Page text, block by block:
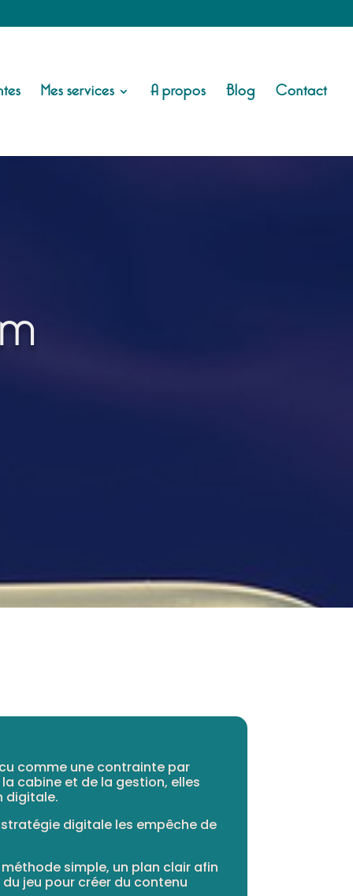
Mes services A propos Blog Contact
comme une contrainte par
cabine et de la gestion, elles
digitale.
digitale les empêche de
simple, un plan clair afin
jeu pour créer du contenu